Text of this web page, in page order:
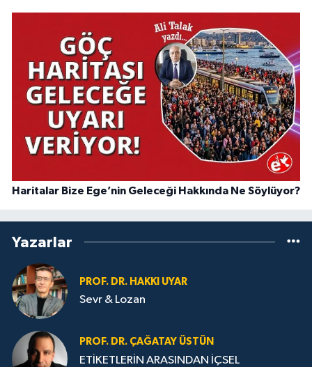
Haritalar Bize Ege’nin Geleceği Hakkında Ne Söylüyor?
Yazarlar
PROF. DR. HAKKI UYAR
Sevr & Lozan
PROF. DR. ÇAĞATAY ÜSTÜN
ETİKETLERİN ARASINDAN İÇSEL